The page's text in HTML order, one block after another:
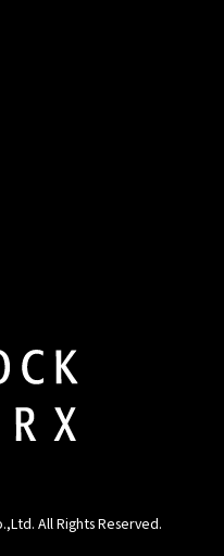
All Rights Reserved.